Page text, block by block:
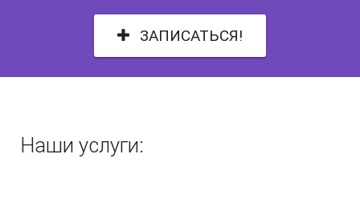
ЗАПИСАТЬСЯ!
Наши услуги: